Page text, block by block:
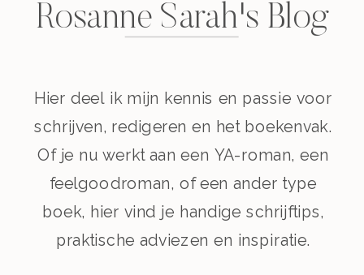
Rosanne Sarah's Blog
Hier deel ik mijn kennis en passie voor
schrijven, redigeren en het boekenvak.
Of je nu werkt aan een YA-roman, een
feelgoodroman, of een ander type
boek, hier vind je handige schrijftips,
praktische adviezen en inspiratie.